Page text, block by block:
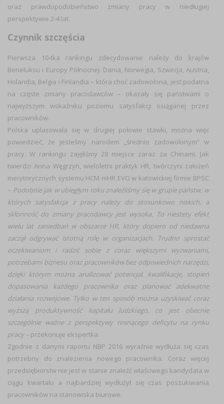
oraz prawdopodobieństwo zmiany pracy w niedługiej
perspektywie 2-4 lat.
Czynnik szczęścia
Pierwsza 10-tka rankingu zdecydowanie należy do krajów
Beneluksu i Europy Północnej: Dania, Norwegia, Szwecja, Austria,
Holandia, Belgia i Finlandia – która choć zadowolona, jest podatna
na częste zmiany pracodawców – okazały się państwami o
najwyższym wskaźniku poziomu satysfakcji osiąganej przez
pracowników.
Polska uplasowała się w drugiej połowie stawki, można więc
powiedzieć, że jesteśmy narodem „średnio zadowolonym” w
pracy. W rankingu zajęliśmy 28 miejsce zaraz za Chinami. Jak
twierdzi Anna Węgrzyn, wieloletni praktyk HR, twórczyni założeń
merytorycznych systemu HCM mHR EVO w katowickiej firmie BPSC
– Podobnie jak w ubiegłym roku znaleźliśmy się w grupie państw, w
których satysfakcja z pracy należy do stosunkowo niskich, a
skłonność do zmiany pracodawcy jest wysoka. To niestety efekt
wielu lat zaniedbań w obszarze HR, który dopiero od niedawna
zaczął odgrywać istotną rolę w organizacjach. Trudno sprostać
oczekiwaniom i radzić sobie z coraz większymi wyzwaniami,
potrzebami biznesu oraz pracowników bez odpowiednich narzędzi,
dzięki którym można analizować potencjał, kwalifikacje, stopień
dopasowania każdego pracownika oraz planować adekwatne
działania rozwojowe. Tylko w ten sposób można uzyskiwać coraz
wyższą produktywność kapitału ludzkiego, co jest obecnie
szczególnie ważne z perspektywy rosnącego deficytu na rynku
pracy – przekonuje ekspertka.
Zgodnie z danymi raportu NBP 2016 wyraźnie wydłuża się czas
potrzebny do znalezienia nowego pracownika. Coraz więcej
przedsiębiorstw nie jest w stanie znaleźć właściwego kandydata w
ciągu kwartału a najbardziej wydłużył się czas poszukiwania
pracowników na stanowiska biurowe.